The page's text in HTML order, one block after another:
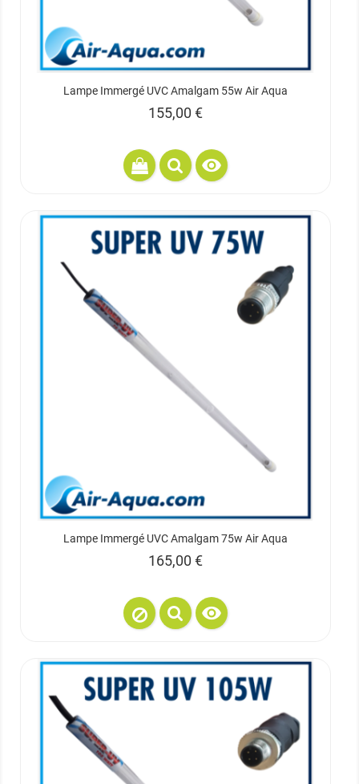
Lampe Immergé UVC Amalgam 55w Air Aqua
Prix
155,00 €

Lampe Immergé UVC Amalgam 75w Air Aqua
Prix
165,00 €
